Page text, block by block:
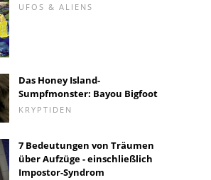
UFOS & ALIENS
Das Honey Island-
Sumpfmonster: Bayou Bigfoot
KRYPTIDEN
7 Bedeutungen von Träumen
über Aufzüge - einschließlich
Impostor-Syndrom